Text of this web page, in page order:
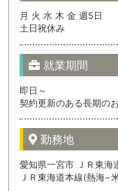
月 火 水 木 金 週5日
土日祝休み
就業期間
即日～
契約更新のある長期の
勤務地
愛知県一宮市 ＪＲ東海
ＪＲ東海道本線(熱海−